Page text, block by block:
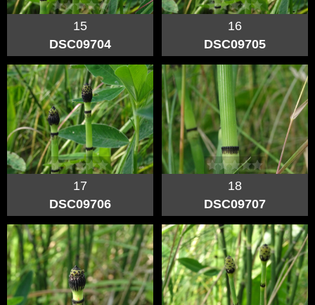
15
DSC09704
16
DSC09705
17
DSC09706
18
DSC09707